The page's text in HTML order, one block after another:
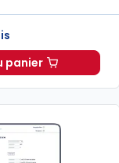
panierPaie à 82,66 €